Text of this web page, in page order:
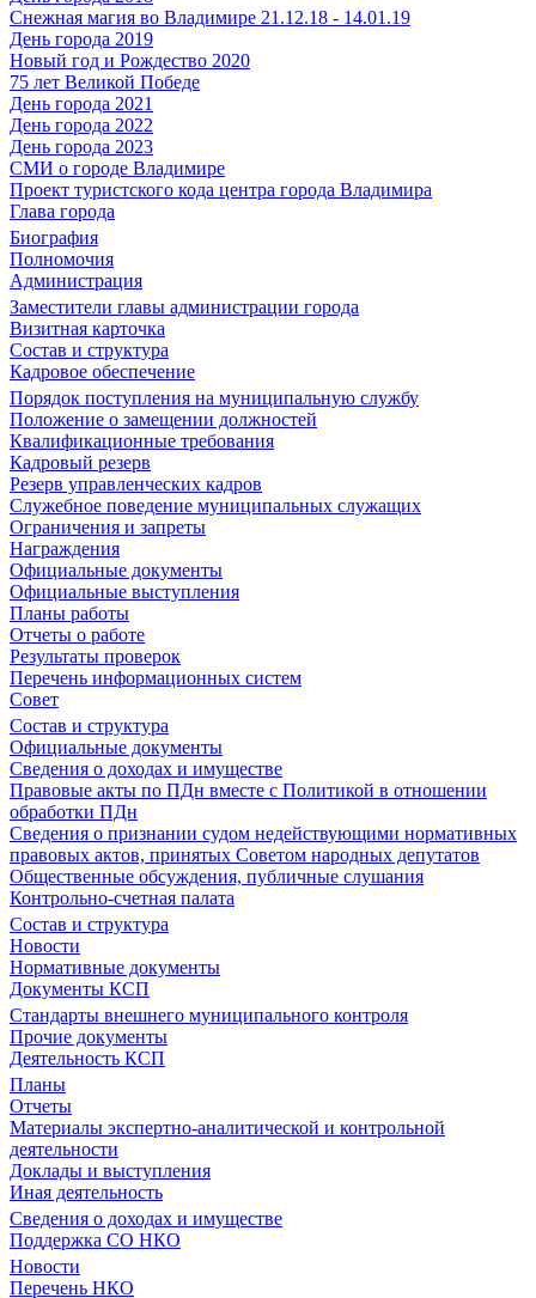
Снежная магия во Владимире 21.12.18 - 14.01.19
День города 2019
Новый год и Рождество 2020
75 лет Великой Победе
День города 2021
День города 2022
День города 2023
СМИ о городе Владимире
Проект туристского кода центра города Владимира
Глава города
Биография
Полномочия
Администрация
Заместители главы администрации города
Визитная карточка
Состав и структура
Кадровое обеспечение
Порядок поступления на муниципальную службу
Положение о замещении должностей
Квалификационные требования
Кадровый резерв
Резерв управленческих кадров
Служебное поведение муниципальных служащих
Ограничения и запреты
Награждения
Официальные документы
Официальные выступления
Планы работы
Отчеты о работе
Результаты проверок
Перечень информационных систем
Совет
Состав и структура
Официальные документы
Сведения о доходах и имуществе
Правовые акты по ПДн вместе с Политикой в отношении
обработки ПДн
Сведения о признании судом недействующими нормативных
правовых актов, принятых Советом народных депутатов
Общественные обсуждения, публичные слушания
Контрольно-счетная палата
Состав и структура
Новости
Нормативные документы
Документы КСП
Стандарты внешнего муниципального контроля
Прочие документы
Деятельность КСП
Планы
Отчеты
Материалы экспертно-аналитической и контрольной
деятельности
Доклады и выступления
Иная деятельность
Сведения о доходах и имуществе
Поддержка СО НКО
Новости
Перечень НКО